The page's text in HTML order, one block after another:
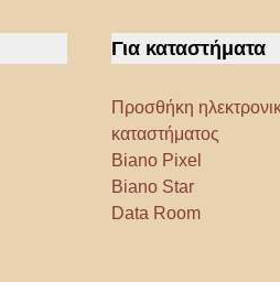
Για καταστήματα
Προσθήκη
καταστήματος
Biano Pixel
Biano Star
Data Room